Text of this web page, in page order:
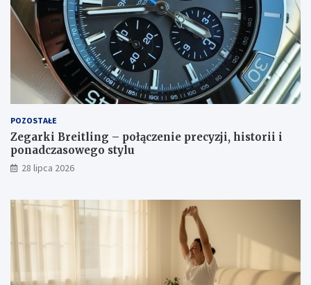
POZOSTAŁE
Zegarki Breitling – połączenie precyzji, historii i
ponadczasowego stylu
28 lipca 2026